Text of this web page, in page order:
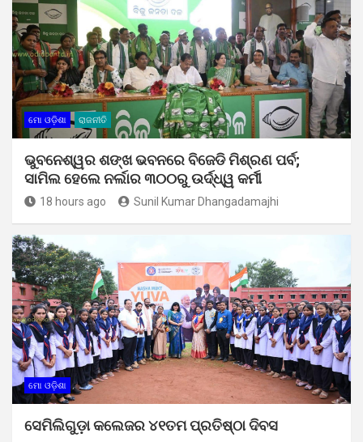
ମୋ ଓଡ଼ିଶା ରାଜନୀତି
ଭୁବନେଶ୍ୱର ଶଙ୍ଖ ଭବନରେ ବିଜେଡି ମିଶ୍ରଣ ପର୍ବ;
ସାମିଲ ହେଲେ ନର୍ଲାର ୩୦୦ରୁ ଉର୍ଦ୍ଧ୍ୱ କର୍ମୀ
18 hours ago Sunil Kumar Dhangadamajhi
ମୋ ଓଡ଼ିଶା
ସେମିଲିଗୁଡ଼ା କଲେଜର ୪୧ତମ ପ୍ରତିଷ୍ଠା ଦିବସ